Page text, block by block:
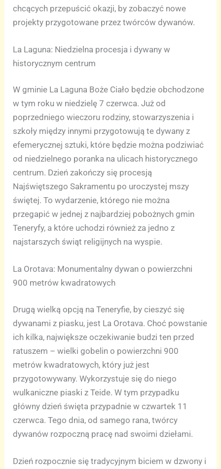
chcących przepuścić okazji, by zobaczyć nowe
projekty przygotowane przez twórców dywanów.
La Laguna: Niedzielna procesja i dywany w
historycznym centrum
W gminie La Laguna Boże Ciało będzie obchodzone
w tym roku w niedzielę 7 czerwca. Już od
poprzedniego wieczoru rodziny, stowarzyszenia i
szkoły między innymi przygotowują te dywany z
efemerycznej sztuki, które będzie można podziwiać
od niedzielnego poranka na ulicach historycznego
centrum. Dzień zakończy się procesją
Najświętszego Sakramentu po uroczystej mszy
świętej. To wydarzenie, którego nie można
przegapić w jednej z najbardziej pobożnych gmin
Teneryfy, a które uchodzi również za jedno z
najstarszych świąt religijnych na wyspie.
La Orotava: Monumentalny dywan o powierzchni
900 metrów kwadratowych
Drugą wielką opcją na Teneryfie, by cieszyć się
dywanami z piasku, jest La Orotava. Choć powstanie
ich kilka, największe oczekiwanie budzi ten przed
ratuszem – wielki gobelin o powierzchni 900
metrów kwadratowych, który już jest
przygotowywany. Wykorzystuje się do niego
wulkaniczne piaski z Teide. W tym przypadku
główny dzień święta przypadnie w czwartek 11
czerwca. Tego dnia, od samego rana, twórcy
dywanów rozpoczną pracę nad swoimi dziełami.
Dzień rozpocznie się tradycyjnym biciem w dzwony i